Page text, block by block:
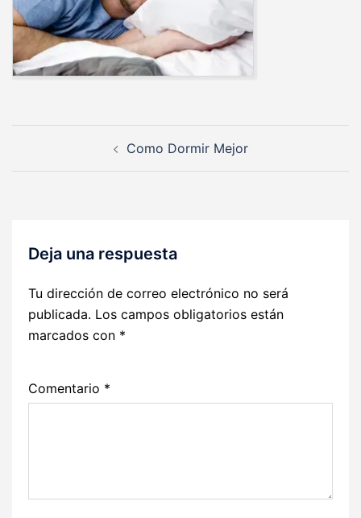
Como Dormir Mejor
Deja una respuesta
Tu dirección de correo electrónico no será
publicada. Los campos obligatorios están
marcados con *
Comentario *